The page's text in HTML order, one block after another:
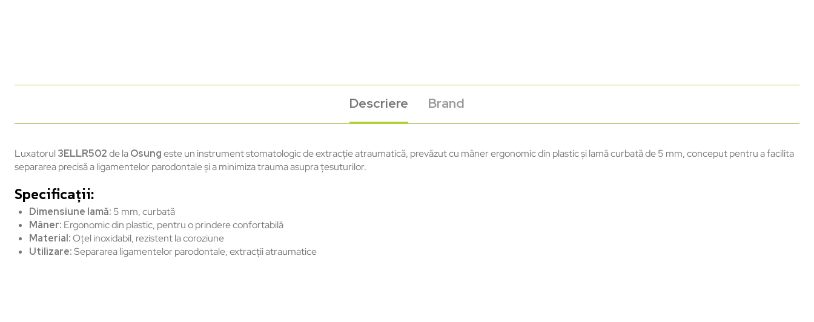
Descriere Brand
Luxatorul3ELLR502de laOsungeste un instrument stomatologic de extracție atraumatică, prevăzut cu mâner ergonomic din plastic și lamă curbată de 5 mm, conceput pentru a facilita
separarea precisă a ligamentelor parodontale și a minimiza trauma asupra țesuturilor.
Specificații:
Dimensiune lamă: 5 mm, curbată
Mâner: Ergonomic din plastic, pentru o prindere confortabilă
Material:Oțel inoxidabil, rezistent la coroziune
Utilizare:Separarea ligamentelor parodontale, extracții atraumatice